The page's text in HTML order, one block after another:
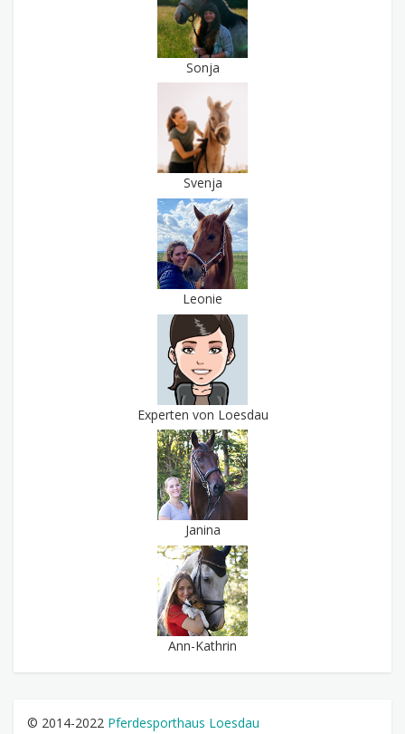
Sonja
Svenja
Leonie
Experten von Loesdau
Janina
Ann-Kathrin
© 2014-2022 Pferdesporthaus Loesdau